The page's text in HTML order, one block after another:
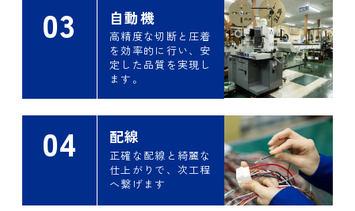
03 自動機
高精度な切断と圧着
を効率的に行い、安
定した品質を実現し
ます。
04 配線
正確な配線と綺麗な
仕上がりで、次工程
へ繋げます